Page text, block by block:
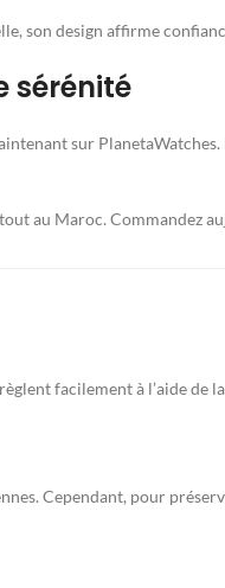
son design affirme
sérénité
sur
au Maroc. Commandez
facilement à l’aide
Cependant, pour